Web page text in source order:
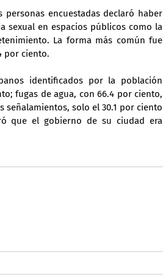
encuestadas declaró haber
sexual en espacios públicos como la
La forma más común fue
por ciento.
identificados por la población
fugas de agua, con 66.4 por ciento,
señalamientos, solo el 30.1 por ciento
que el gobierno de su ciudad era